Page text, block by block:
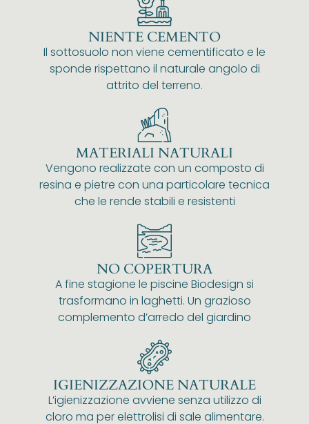
NIENTE CEMENTO
Il sottosuolo non viene cementificato e le
sponde rispettano il naturale angolo di
attrito del terreno.
MATERIALI NATURALI
Vengono realizzate con un composto di
resina e pietre con una particolare tecnica
che le rende stabili e resistenti
NO COPERTURA
A fine stagione le piscine Biodesign si
trasformano in laghetti. Un grazioso
complemento d’arredo del giardino
IGIENIZZAZIONE NATURALE
L’igienizzazione avviene senza utilizzo di
cloro ma per elettrolisi di sale alimentare.